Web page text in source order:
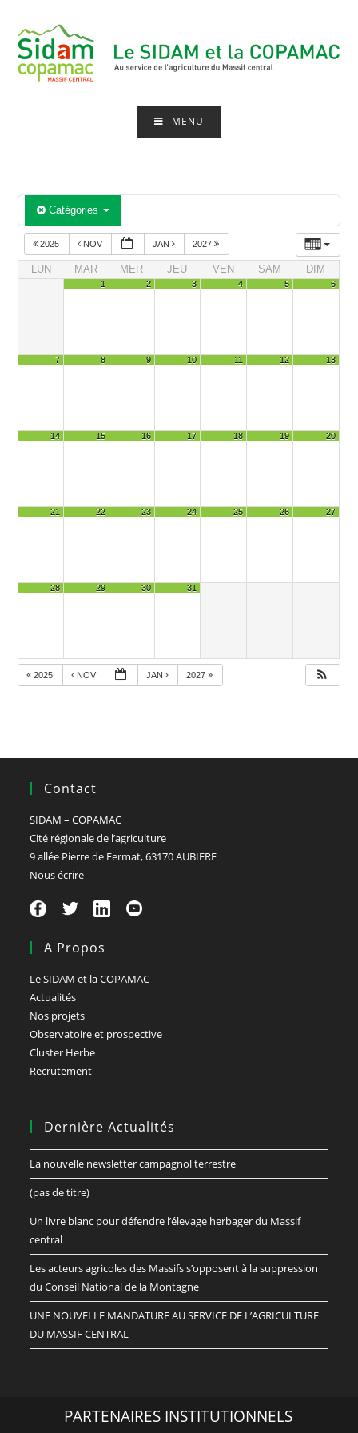
content
MENU
Catégories
2025 NOV JAN 2027
LUN MAR MER JEU VEN SAM DIM
1 2 3 4 5 6
7 8 9 10 11 12 13
14 15 16 17 18 19 20
21 22 23 24 25 26 27
28 29 30 31
2025 NOV JAN 2027
Contact
SIDAM – COPAMAC
Cité régionale de l’agriculture
9 allée Pierre de Fermat, 63170 AUBIERE
Nous écrire
A Propos
Le SIDAM et la COPAMAC
Actualités
Nos projets
Observatoire et prospective
Cluster Herbe
Recrutement
Dernière Actualités
La nouvelle newsletter campagnol terrestre
(pas de titre)
Un livre blanc pour défendre l’élevage herbager du Massif
central
Les acteurs agricoles des Massifs s’opposent à la suppression
du Conseil National de la Montagne
UNE NOUVELLE MANDATURE AU SERVICE DE L’AGRICULTURE
DU MASSIF CENTRAL
PARTENAIRES INSTITUTIONNELS